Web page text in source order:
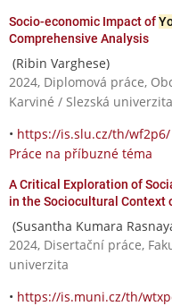
Socio-economic Impact of
Comprehensive Analysis
(Ribin Varghese)
2024, Diplomová práce,
Karviné / Slezská
• https://is.slu.cz/th/wf2p6/
Práce na příbuzné téma
A Critical Exploration of
in the Sociocultural Context
(Susantha Kumara
2024, Disertační práce,
univerzita
• https://is.muni.cz/th/